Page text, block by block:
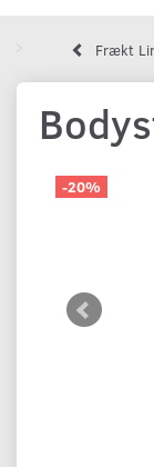
Frækt
-20%